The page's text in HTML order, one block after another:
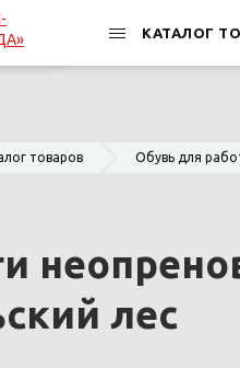
КАТАЛОГ
товаров Обувь для
лес